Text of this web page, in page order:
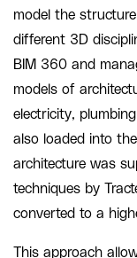
model the
different 3D
BIM 360 and
models of
electricity,
also loaded into
architecture was
techniques by
converted to a
This approach